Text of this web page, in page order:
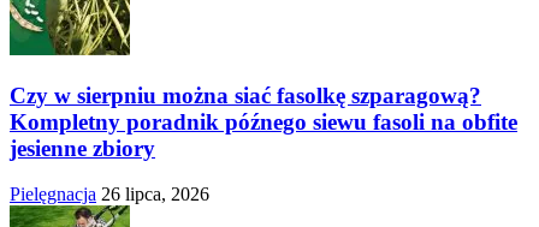
Czy w sierpniu można siać fasolkę szparagową?
Kompletny poradnik późnego siewu fasoli na obfite
jesienne zbiory
Pielęgnacja 26 lipca, 2026